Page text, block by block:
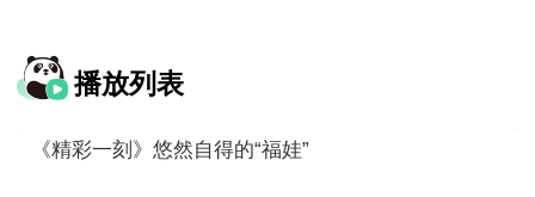
播放列表
《精彩一刻》悠然自得的“福娃”